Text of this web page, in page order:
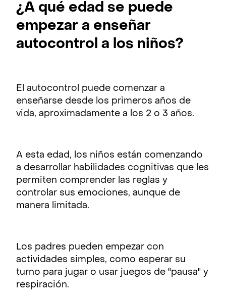
¿A qué edad se puede
empezar a enseñar
autocontrol a los niños?
El autocontrol puede comenzar a
enseñarse desde los primeros años de
vida, aproximadamente a los 2 o 3 años.
A esta edad, los niños están comenzando
a desarrollar habilidades cognitivas que les
permiten comprender las reglas y
controlar sus emociones, aunque de
manera limitada.
Los padres pueden empezar con
actividades simples, como esperar su
turno para jugar o usar juegos de "pausa" y
respiración.